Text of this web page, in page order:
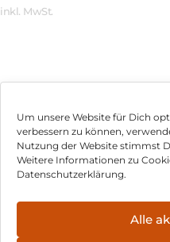
Um unsere Website für Dich
verbessern zu können,
Nutzung der Website stimmst
Weitere Informationen zu
Datenschutzerklärung.
Alle
inkl. MwSt.
Impressum